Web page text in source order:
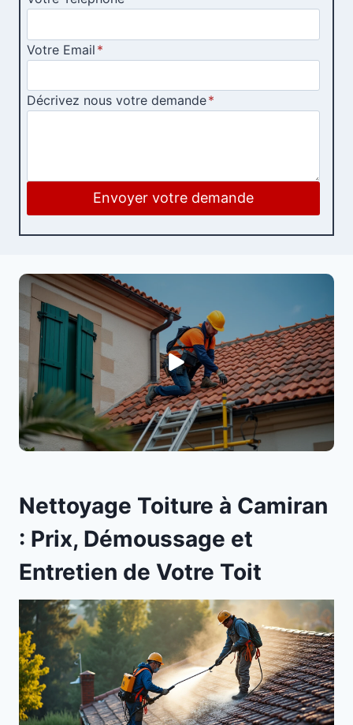
Votre Email *
Décrivez nous votre demande*
Envoyer votre demande
Nettoyage Toiture à Camiran
: Prix, Démoussage et
Entretien de Votre Toit